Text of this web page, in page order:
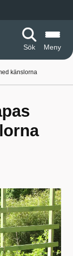
Sök
Meny
känslorna